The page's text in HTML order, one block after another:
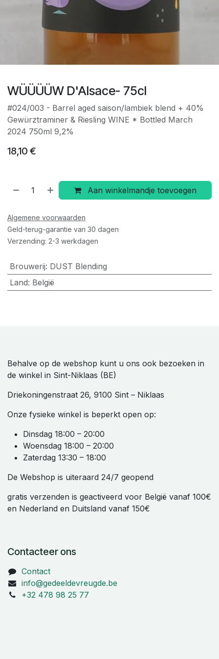
WÜÜÜÜW D'Alsace- 75cl
#024/003 - Barrel aged saison/lambiek blend + 40%
Gewürztraminer & Riesling WINE * Bottled March
2024 750ml 9,2%
18,10 €
Aan winkelmandje toevoegen
Algemene voorwaarden
Geld-terug-garantie van 30 dagen
Verzending: 2-3 werkdagen
Brouwerij: DUST Blending
Land: België
Behalve op de webshop kunt u ons ook bezoeken in
de winkel in Sint-Niklaas (BE)
Driekoningenstraat 26, 9100 Sint – Niklaas
Onze fysieke winkel is beperkt open op:
Dinsdag 18:00 – 20:00
Woensdag 18:00 – 20:00
Zaterdag 13:30 – 18:00
De Webshop is uiteraard 24/7 geopend
gratis verzenden is geactiveerd voor België vanaf 100€
en Nederland en Duitsland vanaf 150€
Contacteer ons
Contact
info@gedeeldevreugde.be
+32 478 98 25 77